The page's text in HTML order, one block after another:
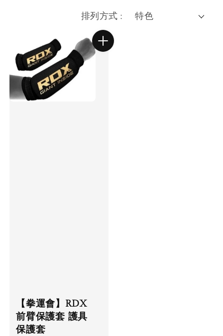
排列方式 :
【拳運會】RDX
前臂保護套 護具
保護套